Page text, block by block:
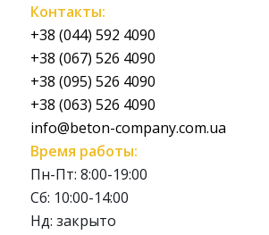
Контакты:
+38 (044) 592 4090
+38 (067) 526 4090
+38 (095) 526 4090
+38 (063) 526 4090
info@beton-company.com.ua
Время работы:
Пн-Пт: 8:00-19:00
Сб: 10:00-14:00
Нд: закрыто